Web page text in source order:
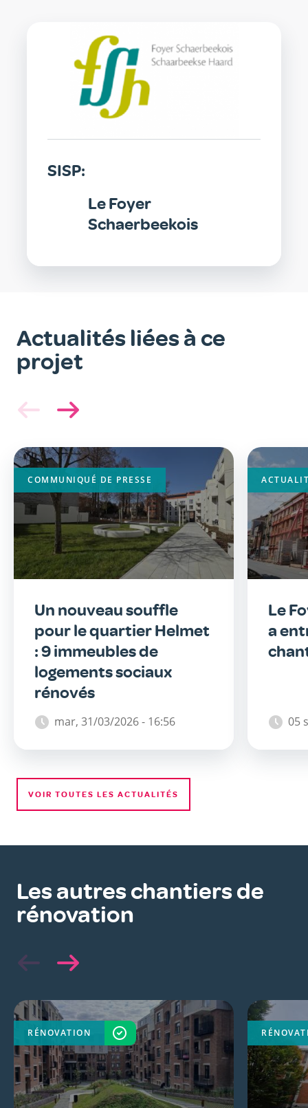
SISP:
Le Foyer
Schaerbeekois
Actualités liées à ce
projet
Image
principale
Un nouveau souffle
pour le quartier Helmet
: 9 immeubles de
logements sociaux
rénovés
mar, 31/03/2026 - 16:56
COMMUNIQUÉ DE PRESSE
Le
a
05
VOIR TOUTES LES ACTUALITÉS
Les autres chantiers de
rénovation
RÉNOVATION TERMINÉ